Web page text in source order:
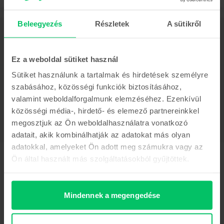
Beleegyezés Részletek A sütikről
Ez a weboldal sütiket használ
Sütiket használunk a tartalmak és hirdetések személyre
szabásához, közösségi funkciók biztosításához,
valamint weboldalforgalmunk elemzéséhez. Ezenkívül
közösségi média-, hirdető- és elemező partnereinkkel
megosztjuk az Ön weboldalhasználatra vonatkozó
adatait, akik kombinálhatják az adatokat más olyan
adatokkal, amelyeket Ön adott meg számukra vagy az
Ön által használt más szolgáltatásokból gyűjtöttek.
Mindennek a megengedése
A 2018-as Huawei P20 Lite az alacsony árhoz és a felszereltség
teljesíti minden felhasználó sok követelményét az előlap nagy részét
lefedő 5.84” képernyőjével, 4 GB RAM-mal és kettős hátlapi kamerájával,
amely egy 16 MP-es és egy 2 MP-es kamerából áll. Több mint elég a
mindennapos tevékenységhez.
Mutass többet
Termékmegfelelőségi információk
Termékbiztonsági információk
A felelős személy elérhetőségei
Adatok
P20 Lite Dual Sim